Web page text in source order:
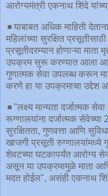
आरोग्यमंत्री एकनाथ शिंदे
◾️याबाबत अधिक माहिती
महिलांच्या सुरक्षित
प्रसूतीदरम्यान होणाऱ्या माता
उपक्रम सुरू करण्यात आला
गुणात्मक सेवा उपलब्ध करून
करणे हा या उपक्रमाचा उद्देश
◾️"लक्ष्य मान्यता दर्जात्मक
रूग्णालयांना दर्जात्मक
सुरक्षितता, गुणवत्ता आणि
खाजगी प्रसूती रुग्णालयांमध्ये
शेवटच्या घटकापर्यंत आरोग्य
असून या उपक्रमामुळे माता
मदत होईल", असंही एकनाथ